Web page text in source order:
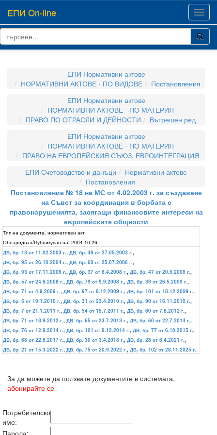
ЕПИ On-line
ЕПИ Нормативни актове
НОРМАТИВНИ АКТОВЕ - ПО ВИДОВЕ
Постановления
ЕПИ Нормативни актове
НОРМАТИВНИ АКТОВЕ - ПО МАТЕРИЯ
ПРАВО ПО ОТРАСЛИ И ДЕЙНОСТИ
Вътрешен ред
ЕПИ Нормативни актове
НОРМАТИВНИ АКТОВЕ - ПО МАТЕРИЯ
ПРАВО НА ЕВРОПЕЙСКИЯ СЪЮЗ. ЕВРОИНТЕГРАЦИЯ
ЕПИ Счетоводство и данъци
Нормативни актове
Постановления
Постановление № 18 на МС от 4.02.2003 г. за създаване
на Съвет за координация в борбата с
правонарушенията, засягащи финансовите интереси на
европейските общности
Тип на документа: нормативен акт
Обнародван/Публикуван на: 2004-10-26
ДВ, бр. 13 от 11.02.2003 г., ДВ, бр. 49 от 27.05.2003 г.,
ДВ, бр. 95 от 26.10.2004 г., ДВ, бр. 60 от 25.07.2006 г.,
ДВ, бр. 93 от 17.11.2006 г., ДВ, бр. 37 от 8.4.2008 г., ДВ, бр. 47 от 20.5.2008 г.,
ДВ, бр. 57 от 24.6.2008 г., ДВ, бр. 79 от 9.9.2008 г., ДВ, бр. 39 от 26.5.2009 г.,
ДВ, бр. 71 от 4.9.2009 г., ДВ, бр. 97 от 8.12.2009 г., ДВ, бр. 101 от 18.12.2009 г.,
ДВ, бр. 5 от 19.1.2010 г., ДВ, бр. 31 от 23.4.2010 г., ДВ, бр. 90 от 16.11.2010 г.,
ДВ, бр. 7 от 21.1.2011 г., ДВ, бр. 54 от 15.7.2011 г., ДВ, бр. 60 от 7.8.2012 г.,
ДВ, бр. 71 от 18.9.2012 г., ДВ, бр. 65 от 23.7.2013 г., ДВ, бр. 60 от 22.7.2014 г.,
ДВ, бр. 76 от 12.9.2014 г., ДВ, бр. 101 от 9.12.2014 г., ДВ, бр. 77 от 6.10.2015 г.,
ДВ, бр. 68 от 22.8.2017 г., ДВ, бр. 30 от 3.4.2018 г., ДВ, бр. 28 от 6.4.2021 г.,
ДВ, бр. 21 от 15.3.2022 г., ДВ, бр. 75 от 20.9.2022 г., ДВ, бр. 102 от 28.11.2025 г.
За да можете да ползвате документите в системата,
абонирайте се
Потребителско
име:
Парола: